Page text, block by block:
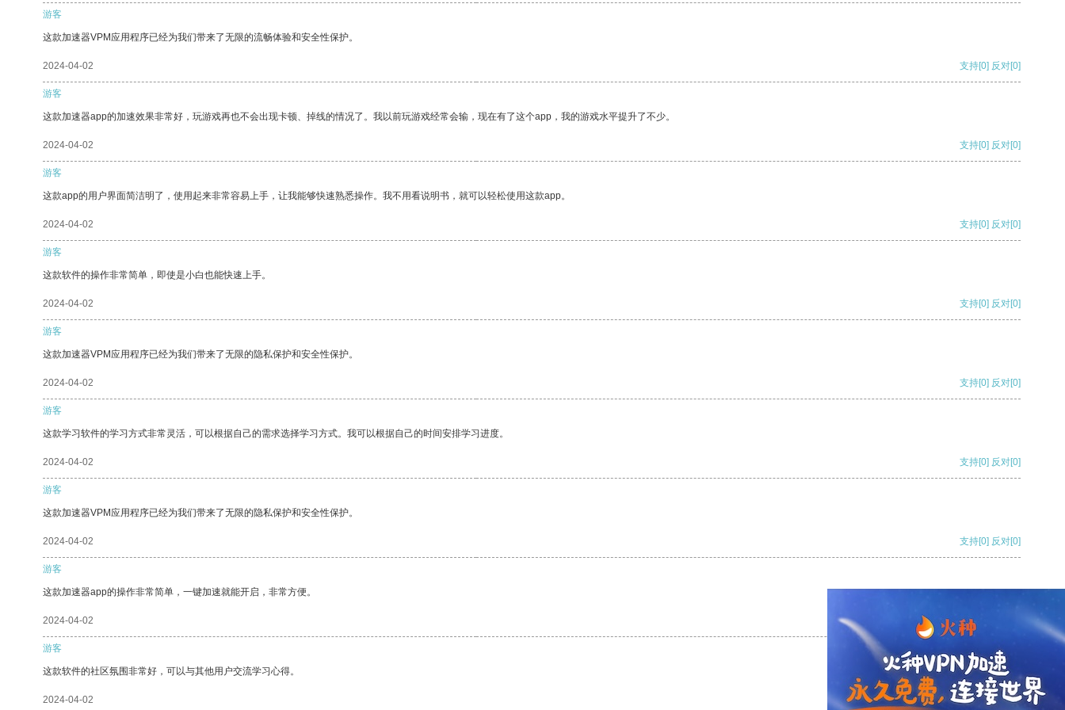
游客
这款加速器VPM应用程序已经为我们带来了无限的流畅体验和安全性保护。
2024-04-02 支持[0] 反对[0]
游客
这款加速器app的加速效果非常好，玩游戏再也不会出现卡顿、掉线的情况了。我以前玩游戏经常会输，现在有了这个app，我的游戏水平提升了不少。
2024-04-02 支持[0] 反对[0]
游客
这款app的用户界面简洁明了，使用起来非常容易上手，让我能够快速熟悉操作。我不用看说明书，就可以轻松使用这款app。
2024-04-02 支持[0] 反对[0]
游客
这款软件的操作非常简单，即使是小白也能快速上手。
2024-04-02 支持[0] 反对[0]
游客
这款加速器VPM应用程序已经为我们带来了无限的隐私保护和安全性保护。
2024-04-02 支持[0] 反对[0]
游客
这款学习软件的学习方式非常灵活，可以根据自己的需求选择学习方式。我可以根据自己的时间安排学习进度。
2024-04-02 支持[0] 反对[0]
游客
这款加速器VPM应用程序已经为我们带来了无限的隐私保护和安全性保护。
2024-04-02 支持[0] 反对[0]
游客
这款加速器app的操作非常简单，一键加速就能开启，非常方便。
2024-04-02 支持
游客
这款软件的社区氛围非常好，可以与其他用户交流学习心得。
2024-04-02 支持[0] 反对[0]